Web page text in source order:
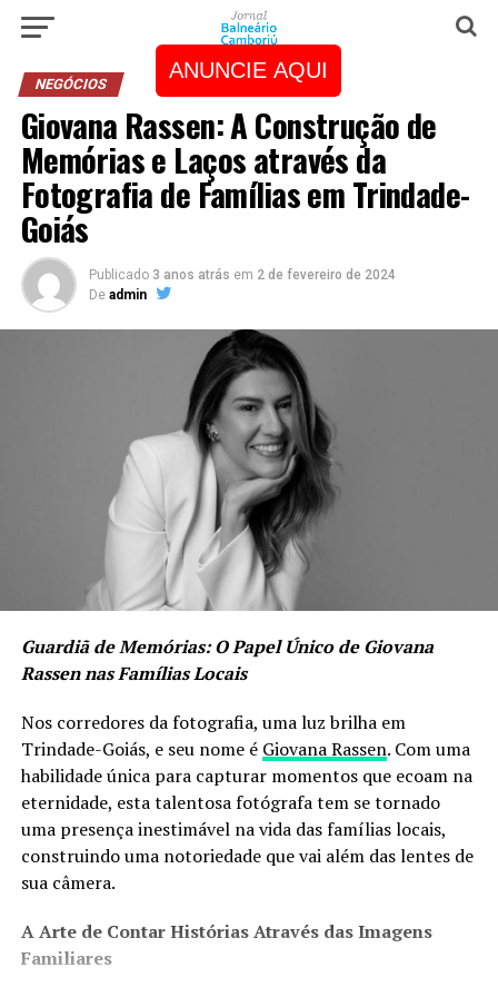
ANUNCIE AQUI
NEGÓCIOS
Giovana Rassen: A Construção de
Memórias e Laços através da
Fotografia de Famílias em Trindade-
Goiás
Publicado 3 anos atrás em 2 de fevereiro de 2024
De admin
Guardiã de Memórias: O Papel Único de Giovana
Rassen nas Famílias Locais
Nos corredores da fotografia, uma luz brilha em
Trindade-Goiás, e seu nome é Giovana Rassen. Com uma
habilidade única para capturar momentos que ecoam na
eternidade, esta talentosa fotógrafa tem se tornado
uma presença inestimável na vida das famílias locais,
construindo uma notoriedade que vai além das lentes de
sua câmera.
A Arte de Contar Histórias Através das Imagens
Familiares